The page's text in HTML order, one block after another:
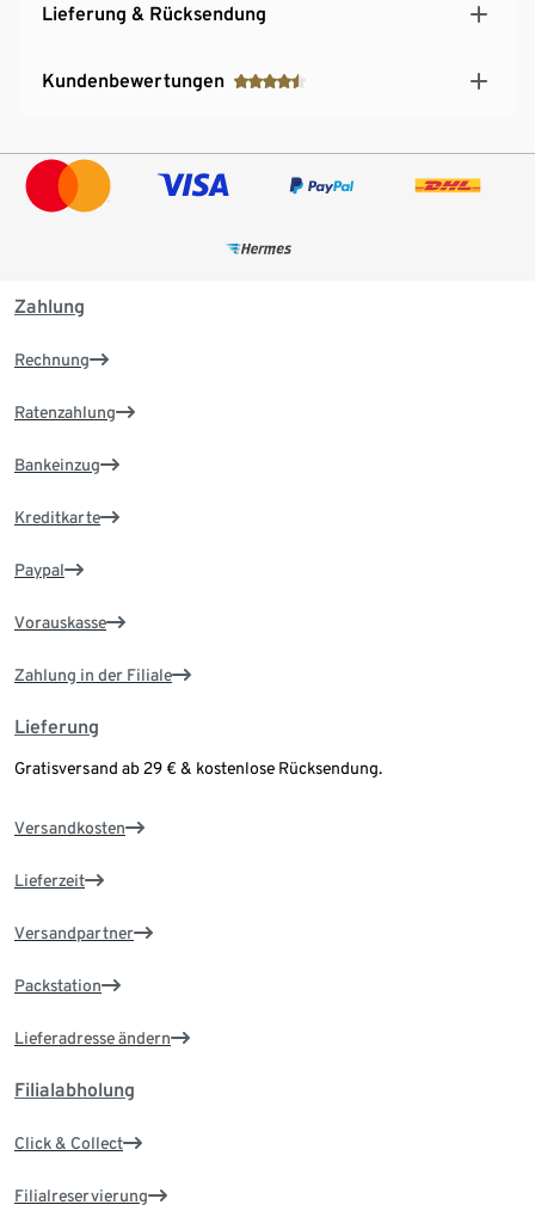
Lieferung & Rücksendung
Kundenbewertungen
Zahlung
Rechnung
Ratenzahlung
Bankeinzug
Kreditkarte
Paypal
Vorauskasse
Zahlung in der Filiale
Lieferung
Gratisversand ab 29 € & kostenlose Rücksendung.
Versandkosten
Lieferzeit
Versandpartner
Packstation
Lieferadresse ändern
Filialabholung
Click & Collect
Filialreservierung